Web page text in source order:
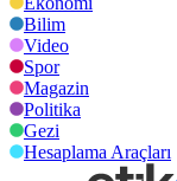
Bilim
Video
Spor
Magazin
Politika
Gezi
Hesaplama Araçları